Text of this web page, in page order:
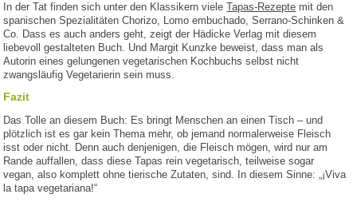
In der Tat finden sich unter den Klassikern vieleTapas-Rezepte mit den
spanischen Spezialitäten Chorizo, Lomo embuchado, Serrano-Schinken &
Co. Dass es auch anders geht, zeigt der Hädicke Verlag mit diesem
liebevoll gestalteten Buch. Und Margit Kunzke beweist, dass man als
Autorin eines gelungenen vegetarischen Kochbuchs selbst nicht
zwangsläufig Vegetarierin sein muss.
Fazit
Das Tolle an diesem Buch: Es bringt Menschen an einen Tisch – und
plötzlich ist es gar kein Thema mehr, ob jemand normalerweise Fleisch
isst oder nicht. Denn auch denjenigen, die Fleisch mögen, wird nur am
Rande auffallen, dass diese Tapas rein vegetarisch, teilweise sogar
vegan, also komplett ohne tierische Zutaten, sind. In diesem Sinne: „¡Viva
la tapa vegetariana!“